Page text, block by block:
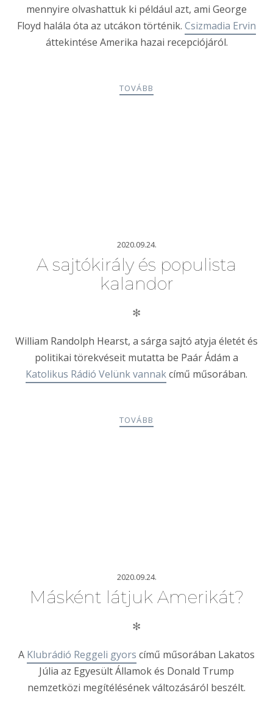
mennyire olvashattuk ki például azt, ami George
Floyd halála óta az utcákon történik. Csizmadia Ervin
áttekintése Amerika hazai recepciójáról.
TOVÁBB
2020.09.24.
A sajtókirály és populista
kalandor
✻
William Randolph Hearst, a sárga sajtó atyja életét és
politikai törekvéseit mutatta be Paár Ádám a
Katolikus Rádió Velünk vannakcímű műsorában.
TOVÁBB
2020.09.24.
Másként látjuk Amerikát?
✻
A Klubrádió Reggeli gyors című műsorában Lakatos
Júlia az Egyesült Államok és Donald Trump
nemzetközi megítélésének változásáról beszélt.